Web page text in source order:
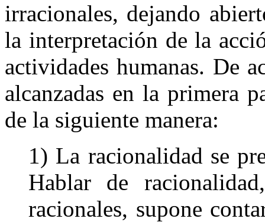
irracionales, dejando
la interpretación de la
actividades humanas. De
alcanzadas en la primera
de la siguiente manera:
1) La racionalidad se
Hablar de
racionales, supone